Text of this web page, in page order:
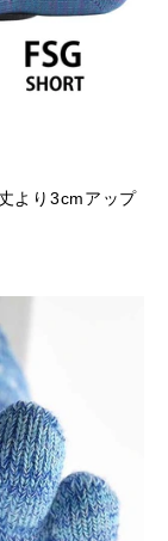
することで、
しました。私自
ことが増えてい
入れる意図もあ
良く見える丈に
たいのが、今回
わせたミックス
ください。
より3cmアップ